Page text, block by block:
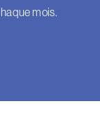
mois.